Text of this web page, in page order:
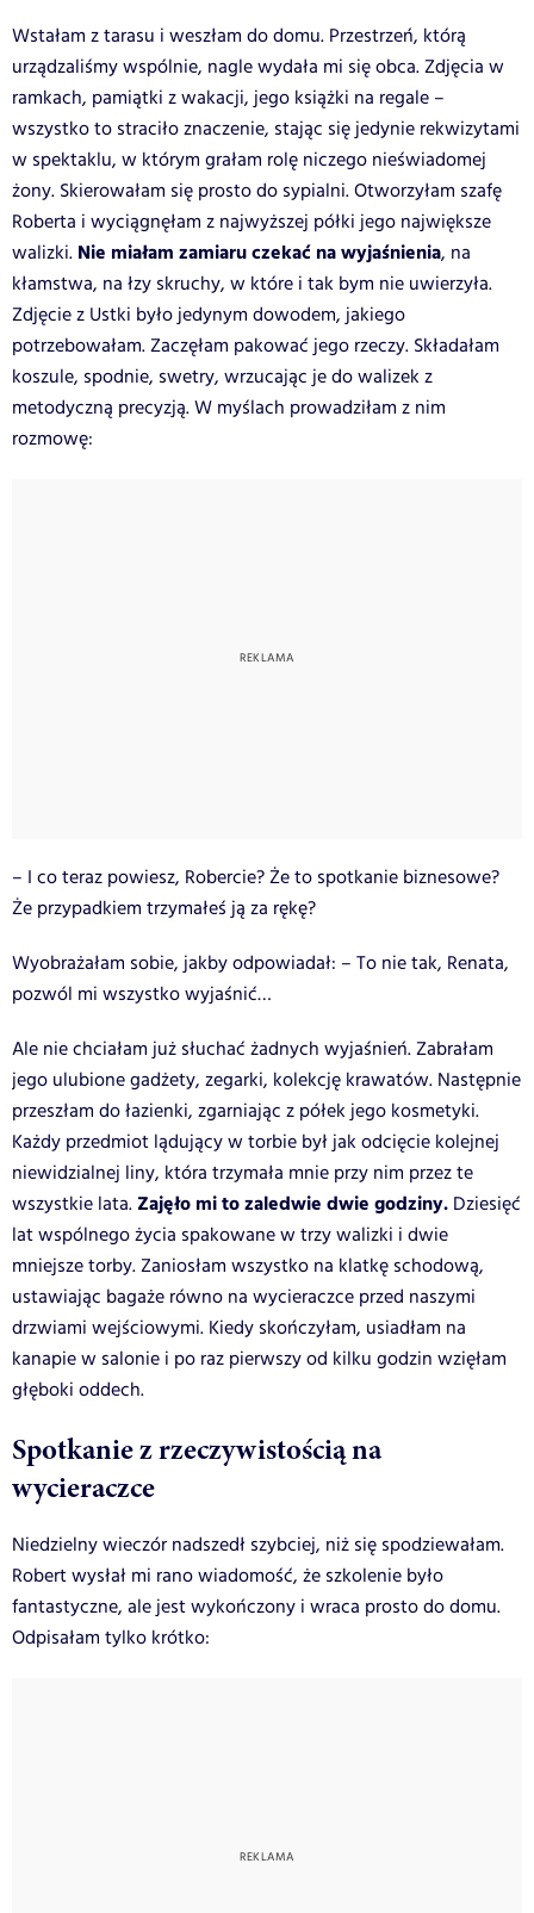
Wstałam z tarasu i weszłam do domu. Przestrzeń, którą
urządzaliśmy wspólnie, nagle wydała mi się obca. Zdjęcia w
ramkach, pamiątki z wakacji, jego książki na regale –
wszystko to straciło znaczenie, stając się jedynie rekwizytami
w spektaklu, w którym grałam rolę niczego nieświadomej
żony. Skierowałam się prosto do sypialni. Otworzyłam szafę
Roberta i wyciągnęłam z najwyższej półki jego największe
walizki. Nie miałam zamiaru czekać na wyjaśnienia, na
kłamstwa, na łzy skruchy, w które i tak bym nie uwierzyła.
Zdjęcie z Ustki było jedynym dowodem, jakiego
potrzebowałam. Zaczęłam pakować jego rzeczy. Składałam
koszule, spodnie, swetry, wrzucając je do walizek z
metodyczną precyzją. W myślach prowadziłam z nim
rozmowę:
– I co teraz powiesz, Robercie? Że to spotkanie biznesowe?
Że przypadkiem trzymałeś ją za rękę?
Wyobrażałam sobie, jakby odpowiadał: – To nie tak, Renata,
pozwól mi wszystko wyjaśnić…
Ale nie chciałam już słuchać żadnych wyjaśnień. Zabrałam
jego ulubione gadżety, zegarki, kolekcję krawatów. Następnie
przeszłam do łazienki, zgarniając z półek jego kosmetyki.
Każdy przedmiot lądujący w torbie był jak odcięcie kolejnej
niewidzialnej liny, która trzymała mnie przy nim przez te
wszystkie lata. Zajęło mi to zaledwie dwie godziny. Dziesięć
lat wspólnego życia spakowane w trzy walizki i dwie
mniejsze torby. Zaniosłam wszystko na klatkę schodową,
ustawiając bagaże równo na wycieraczce przed naszymi
drzwiami wejściowymi. Kiedy skończyłam, usiadłam na
kanapie w salonie i po raz pierwszy od kilku godzin wzięłam
głęboki oddech.
Spotkanie z rzeczywistością na
wycieraczce
Niedzielny wieczór nadszedł szybciej, niż się spodziewałam.
Robert wysłał mi rano wiadomość, że szkolenie było
fantastyczne, ale jest wykończony i wraca prosto do domu.
Odpisałam tylko krótko: